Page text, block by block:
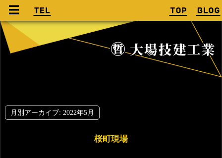
月別アーカイブ: 2022年5月
桜町現場